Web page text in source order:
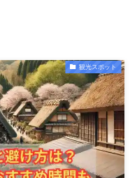
観光スポット